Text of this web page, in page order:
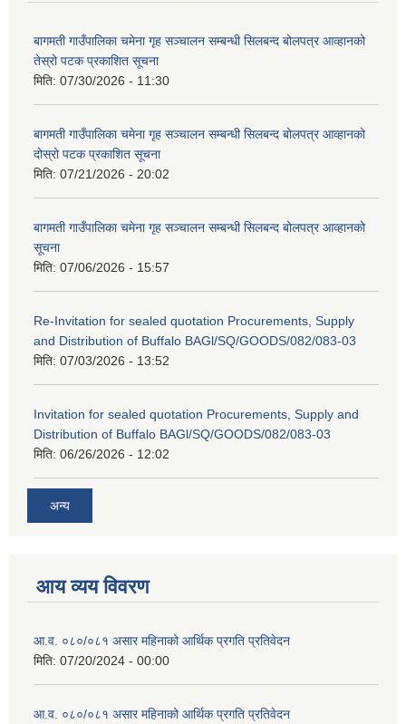
बागमती गाउँपालिका चमेना गृह सञ्चालन सम्बन्धी सिलबन्द बोलपत्र आव्हानको
तेस्रो पटक प्रकाशित सूचना
मिति: 07/30/2026 - 11:30
बागमती गाउँपालिका चमेना गृह सञ्चालन सम्बन्धी सिलबन्द बोलपत्र आव्हानको
दोस्रो पटक प्रकाशित सूचना
मिति: 07/21/2026 - 20:02
बागमती गाउँपालिका चमेना गृह सञ्चालन सम्बन्धी सिलबन्द बोलपत्र आव्हानको
सूचना
मिति: 07/06/2026 - 15:57
Re-Invitation for sealed quotation Procurements, Supply
and Distribution of Buffalo BAGl/SQ/GOODS/082/083-03
मिति: 07/03/2026 - 13:52
Invitation for sealed quotation Procurements, Supply and
Distribution of Buffalo BAGl/SQ/GOODS/082/083-03
मिति: 06/26/2026 - 12:02
अन्य
आय व्यय विवरण
आ.व. ०८०/०८१ असार महिनाको आर्थिक प्रगति प्रतिवेदन
मिति: 07/20/2024 - 00:00
आ.व. ०८०/०८१ असार महिनाको आर्थिक प्रगति प्रतिवेदन